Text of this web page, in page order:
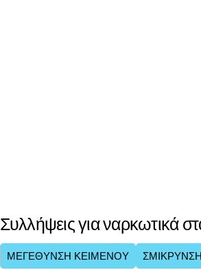
Συλλήψεις για ναρκωτικά
ΜΕΓΕΘΥΝΣΗ ΚΕΙΜΕΝΟΥ